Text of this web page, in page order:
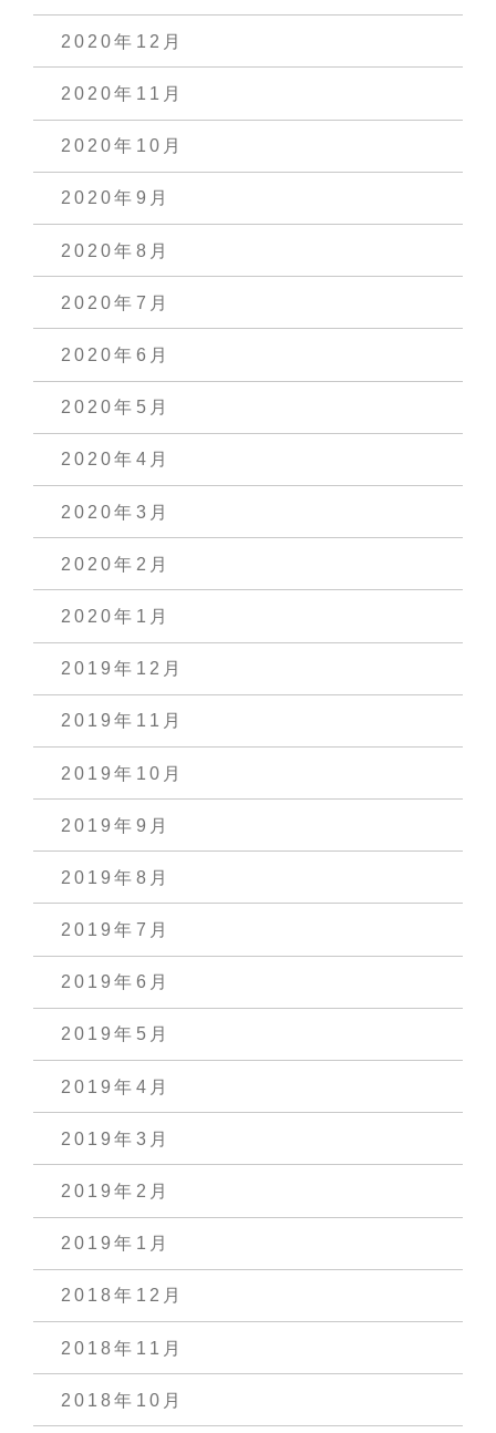
2020年12月
2020年11月
2020年10月
2020年9月
2020年8月
2020年7月
2020年6月
2020年5月
2020年4月
2020年3月
2020年2月
2020年1月
2019年12月
2019年11月
2019年10月
2019年9月
2019年8月
2019年7月
2019年6月
2019年5月
2019年4月
2019年3月
2019年2月
2019年1月
2018年12月
2018年11月
2018年10月